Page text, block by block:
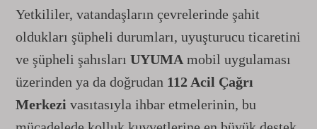
Yetkililer, vatandaşların çevrelerinde şahit
oldukları şüpheli durumları, uyuşturucu ticaretini
ve şüpheli şahısları UYUMA mobil uygulaması
üzerinden ya da doğrudan 112 Acil Çağrı
Merkezi vasıtasıyla ihbar etmelerinin, bu